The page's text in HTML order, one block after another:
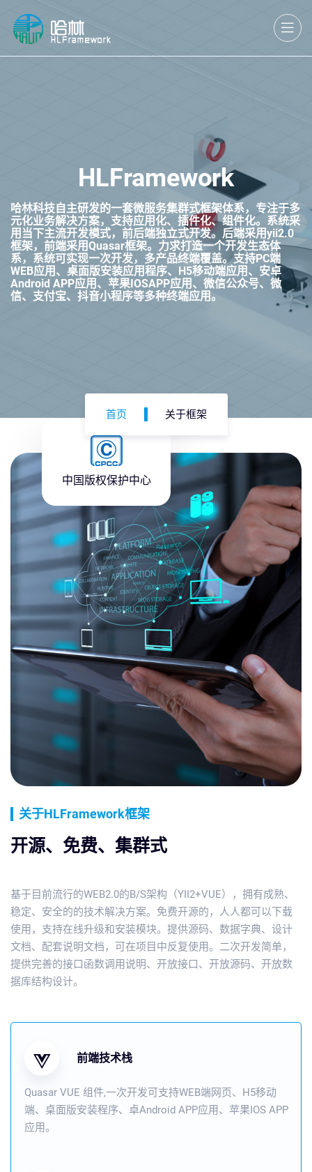
HLFramework
哈林科技自主研发的一套微服务集群式框架体系，专注于多
元化业务解决方案，支持应用化、插件化、组件化。系统采
用当下主流开发模式，前后端独立式开发。后端采用yii2.0
框架，前端采用Quasar框架。力求打造一个开发生态体
系，系统可实现一次开发，多产品终端覆盖。支持PC端
WEB应用、桌面版安装应用程序、H5移动端应用、安卓
Android APP应用、苹果IOSAPP应用、微信公众号、微
信、支付宝、抖音小程序等多种终端应用。
首页 关于框架
中国版权保护中心
关于HLFramework框架
开源、免费、集群式
基于目前流行的WEB2.0的B/S架构（YII2+VUE），拥有成熟、
稳定、安全的的技术解决方案。免费开源的，人人都可以下载
使用，支持在线升级和安装模块。提供源码、数据字典、设计
文档、配套说明文档，可在项目中反复使用。二次开发简单，
提供完善的接口函数调用说明、开放接口、开放源码、开放数
据库结构设计。
前端技术栈
Quasar VUE 组件,一次开发可支持WEB端网页、H5移动
端、桌面版安装程序、卓Android APP应用、苹果IOS APP
应用。